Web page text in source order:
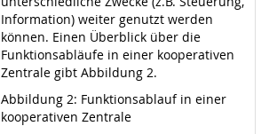
Information) weiter genutzt werden
können. Einen Überblick über die
Funktionsabläufe in einer kooperativen
Zentrale gibt Abbildung 2.
Abbildung 2: Funktionsablauf in einer
kooperativen Zentrale